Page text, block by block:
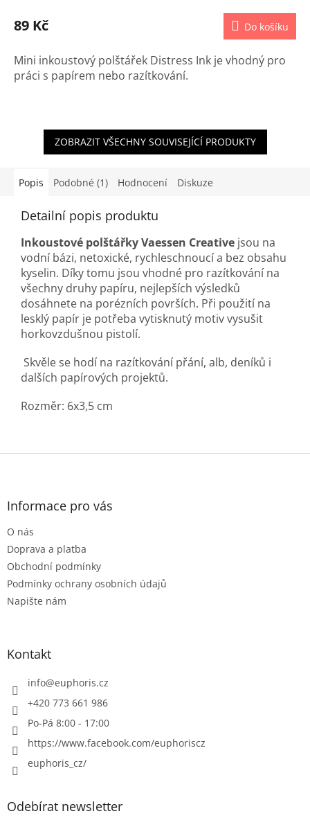
89 Kč Do košíku
Mini inkoustový polštářek Distress Ink je vhodný pro
práci s papírem nebo razítkování.
ZOBRAZIT VŠECHNY SOUVISEJÍCÍ PRODUKTY
Popis Podobné (1) Hodnocení Diskuze
Detailní popis produktu
Inkoustové polštářky Vaessen Creative jsou na
vodní bázi, netoxické, rychleschnoucí a bez obsahu
kyselin. Díky tomu jsou vhodné pro razítkování na
všechny druhy papíru, nejlepších výsledků
dosáhnete na porézních površích. Při použití na
lesklý papír je potřeba vytisknutý motiv vysušit
horkovzdušnou pistolí.
Skvěle se hodí na razítkování přání, alb, deníků i
dalších papírových projektů.
Rozměr: 6x3,5 cm
Z
Informace pro vás
O nás
Doprava a platba
Obchodní podmínky
Podmínky ochrany osobních údajů
Napište nám
Kontakt
info@euphoris.cz
+420 773 661 986
Po-Pá 8:00 - 17:00
https://www.facebook.com/euphoriscz
euphoris_cz/
Odebírat newsletter